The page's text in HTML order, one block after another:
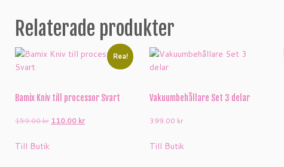
Relaterade produkter
Rea!
Bamix Kniv till processor Svart
159.00kr Det
110.00 krDet
Till Butik
Vakuumbehållare Set 3 delar
399.00 kr
Till Butik